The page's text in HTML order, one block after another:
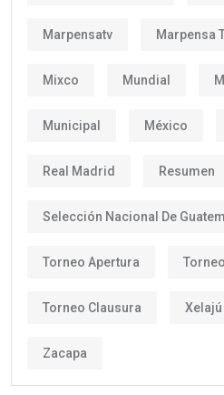
Marpensatv Marpensa
Mixco Mundial
Municipal México
Real Madrid Resumen
Selección Nacional De
Torneo Apertura
Torneo Clausura Xelajú
Zacapa